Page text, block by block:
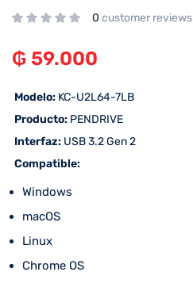
0 customer reviews
₲ 59.000
 Modelo: KC-U2L64-7LB
 Producto: PENDRIVE
 Interfaz: USB 3.2 Gen 2
 Compatible:
Windows
macOS
Linux
Chrome OS